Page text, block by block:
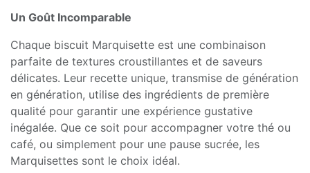
Un Goût Incomparable
Chaque biscuit Marquisette est une combinaison
parfaite de textures croustillantes et de saveurs
délicates. Leur recette unique, transmise de génération
en génération, utilise des ingrédients de première
qualité pour garantir une expérience gustative
inégalée. Que ce soit pour accompagner votre thé ou
café, ou simplement pour une pause sucrée, les
Marquisettes sont le choix idéal.